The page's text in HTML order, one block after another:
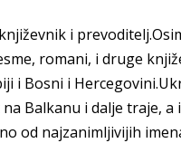
i
romani, i druge
i Bosni i
Balkanu i dalje traje,
od najzanimljivijih